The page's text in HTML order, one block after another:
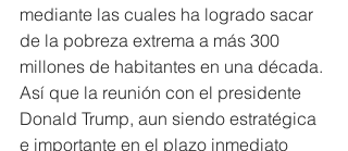
mediante las cuales ha logrado sacar
de la pobreza extrema a más 300
millones de habitantes en una década.
Así que la reunión con el presidente
Donald Trump, aun siendo estratégica
e importante en el plazo inmediato